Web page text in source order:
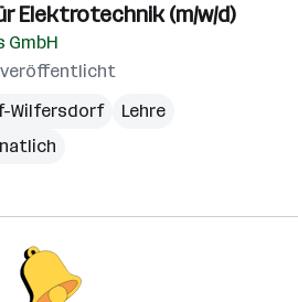
Elektrotechnik (m/w/d)
GmbH
veröffentlicht
Wilfersdorf
Lehre